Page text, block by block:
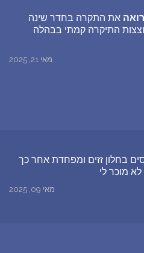
את התקרה בחדר שינה
התיקרה קמתי בבהלה
מאי 21, 2025
בחלון זזים ומפחדת אחר כך
מוכר לי
מאי 09, 2025